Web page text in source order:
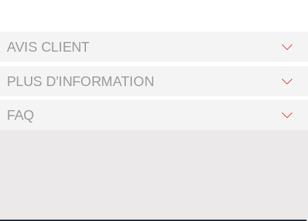
AVIS CLIENT
PLUS D’INFORMATION
FAQ